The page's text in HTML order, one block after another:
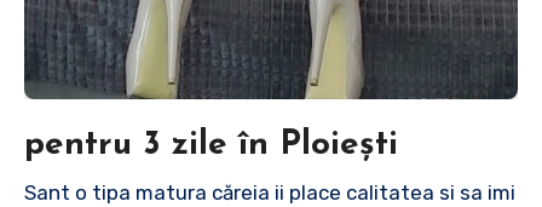
pentru 3 zile în Ploiești
Sant o tipa matura căreia ii place calitatea si sa imi